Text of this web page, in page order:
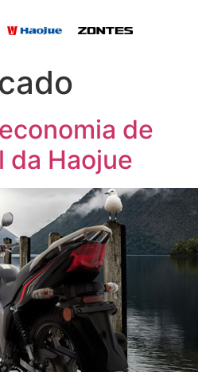
de
da Haojue